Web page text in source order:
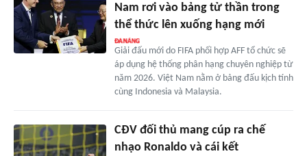
Nam rơi vào bảng tử thần trong
thể thức lên xuống hạng mới
Giải đấu mới do FIFA phối hợp AFF tổ chức sẽ
áp dụng hệ thống phân hạng chuyên nghiệp từ
năm 2026. Việt Nam nằm ở bảng đấu kịch tính
cùng Indonesia và Malaysia.
CĐV đối thủ mang cúp ra chế
nhạo Ronaldo và cái kết